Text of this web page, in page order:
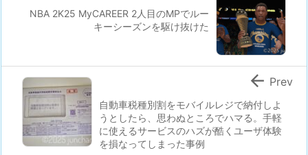
NBA 2K25 MyCAREER 2人目のMPでルー
キーシーズンを駆け抜けた
自動車税種別割をモバイルレジで納付しよ
うとしたら、思わぬところでハマる。手軽
に使えるサービスのハズが酷くユーザ体験
を損なってしまった事例
 Prev